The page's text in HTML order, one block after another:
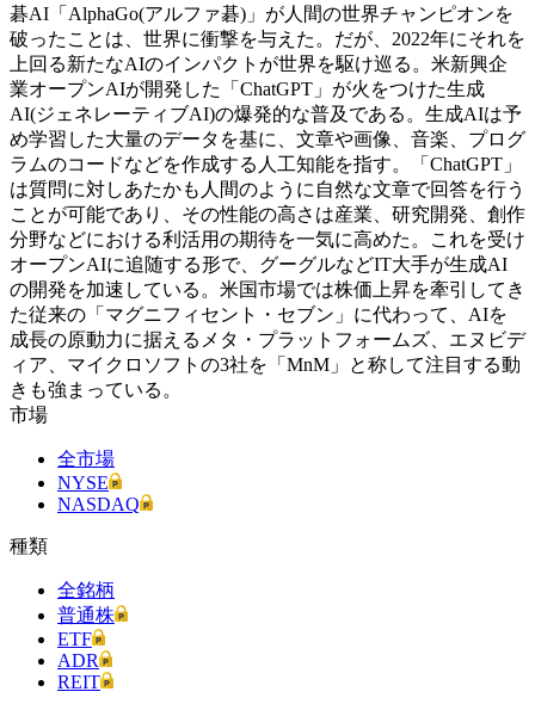
碁AI「AlphaGo(アルファ碁)」が人間の世界チャンピオンを
破ったことは、世界に衝撃を与えた。だが、2022年にそれを
上回る新たなAIのインパクトが世界を駆け巡る。米新興企
業オープンAIが開発した「ChatGPT」が火をつけた生成
AI(ジェネレーティブAI)の爆発的な普及である。生成AIは予
め学習した大量のデータを基に、文章や画像、音楽、プログ
ラムのコードなどを作成する人工知能を指す。「ChatGPT」
は質問に対しあたかも人間のように自然な文章で回答を行う
ことが可能であり、その性能の高さは産業、研究開発、創作
分野などにおける利活用の期待を一気に高めた。これを受け
オープンAIに追随する形で、グーグルなどIT大手が生成AI
の開発を加速している。米国市場では株価上昇を牽引してき
た従来の「マグニフィセント・セブン」に代わって、AIを
成長の原動力に据えるメタ・プラットフォームズ、エヌビデ
ィア、マイクロソフトの3社を「MnM」と称して注目する動
きも強まっている。
市場
全市場
NYSE
NASDAQ
種類
全銘柄
普通株
ETF
ADR
REIT